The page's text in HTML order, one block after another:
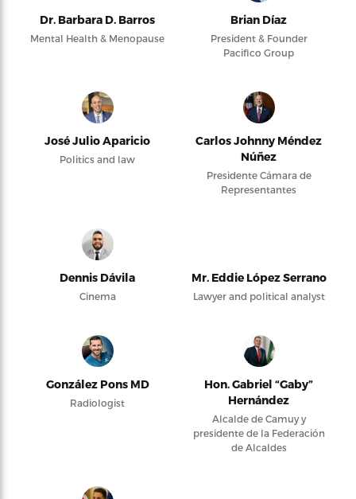
Dr. Barbara D. Barros
Mental Health & Menopause
Brian Díaz
President & Founder
Pacifico Group
José Julio Aparicio
Politics and law
Carlos Johnny Méndez
Núñez
Presidente Cámara de
Representantes
Dennis Dávila
Cinema
Mr. Eddie López Serrano
Lawyer and political analyst
González Pons MD
Radiologist
Hon. Gabriel “Gaby”
Hernández
Alcalde de Camuy y
presidente de la Federación
de Alcaldes